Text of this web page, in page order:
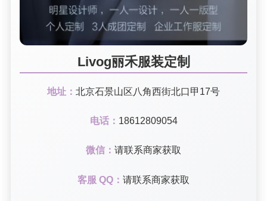
Livog丽禾服装定制
地址： 北京石景山区八角西街北口甲17号
电话： 18612809054
微信： 请联系商家获取
客服 QQ： 请联系商家获取